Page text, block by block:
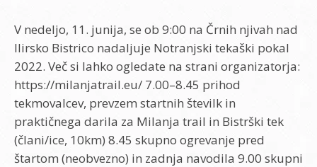
V nedeljo, 11. junija, se ob 9:00 na Črnih njivah nad
Ilirsko Bistrico nadaljuje Notranjski tekaški pokal
2022. Več si lahko ogledate na strani organizatorja:
https://milanjatrail.eu/ 7.00–8.45 prihod
tekmovalcev, prevzem startnih številk in
praktičnega darila za Milanja trail in Bistrški tek
(člani/ice, 10km) 8.45 skupno ogrevanje pred
štartom (neobvezno) in zadnja navodila 9.00 skupni